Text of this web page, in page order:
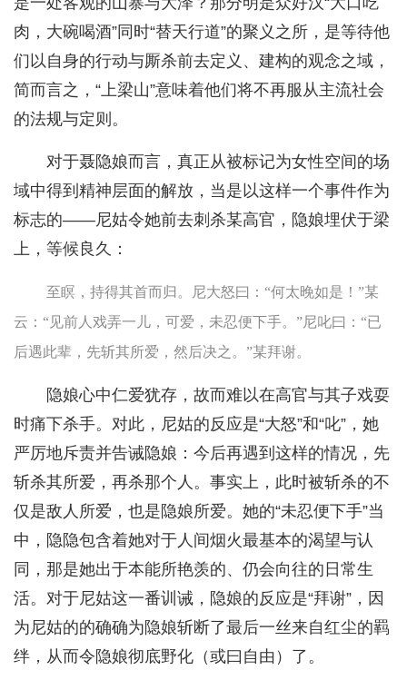
肉，大碗喝酒”同时“替天行道”的聚义之所，是等待他
们以自身的行动与厮杀前去定义、建构的观念之域，
简而言之，“上梁山”意味着他们将不再服从主流社会
的法规与定则。
对于聂隐娘而言，真正从被标记为女性空间的场
域中得到精神层面的解放，当是以这样一个事件作为
标志的——尼姑令她前去刺杀某高官，隐娘埋伏于梁
上，等候良久：
至瞑，持得其首而归。尼大怒曰：“何太晚如是！”某
云：“见前人戏弄一儿，可爱，未忍便下手。”尼叱曰：“已
后遇此辈，先斩其所爱，然后决之。”某拜谢。
隐娘心中仁爱犹存，故而难以在高官与其子戏耍
时痛下杀手。对此，尼姑的反应是“大怒”和“叱”，她
严厉地斥责并告诫隐娘：今后再遇到这样的情况，先
斩杀其所爱，再杀那个人。事实上，此时被斩杀的不
仅是敌人所爱，也是隐娘所爱。她的“未忍便下手”当
中，隐隐包含着她对于人间烟火最基本的渴望与认
同，那是她出于本能所艳羡的、仍会向往的日常生
活。对于尼姑这一番训诫，隐娘的反应是“拜谢”，因
为尼姑的的确确为隐娘斩断了最后一丝来自红尘的羁
绊，从而令隐娘彻底野化（或曰自由）了。